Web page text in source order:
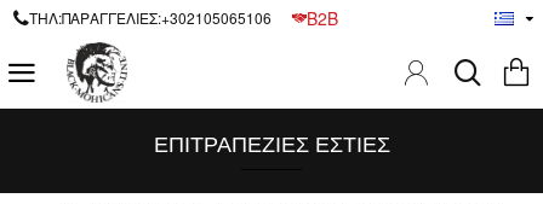
ΤΗΛ:ΠΑΡΑΓΓΕΛΙΕΣ:+302105065106 B2B
ΕΠΙΤΡΑΠΕΖΙΕΣ ΕΣΤΙΕΣ